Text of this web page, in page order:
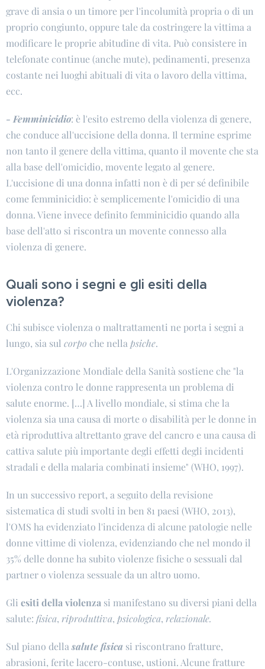
grave di ansia o un timore per l'incolumità propria o di un
proprio congiunto, oppure tale da costringere la vittima a
modificare le proprie abitudine di vita. Può consistere in
telefonate continue (anche mute), pedinamenti, presenza
costante nei luoghi abituali di vita o lavoro della vittima,
ecc.
- Femminicidio: è l'esito estremo della violenza di genere,
che conduce all'uccisione della donna. Il termine esprime
non tanto il genere della vittima, quanto il movente che sta
alla base dell'omicidio, movente legato al genere.
L'uccisione di una donna infatti non è di per sé definibile
come femminicidio: è semplicemente l'omicidio di una
donna. Viene invece definito femminicidio quando alla
base dell'atto si riscontra un movente connesso alla
violenza di genere.
Quali sono i segni e gli esiti della
violenza?
Chi subisce violenza o maltrattamenti ne porta i segni a
lungo, sia sul corpo che nella psiche.
L'Organizzazione Mondiale della Sanità sostiene che "la
violenza contro le donne rappresenta un problema di
salute enorme. […] A livello mondiale, si stima che la
violenza sia una causa di morte o disabilità per le donne in
età riproduttiva altrettanto grave del cancro e una causa di
cattiva salute più importante degli effetti degli incidenti
stradali e della malaria combinati insieme" (WHO, 1997).
In un successivo report, a seguito della revisione
sistematica di studi svolti in ben 81 paesi (WHO, 2013),
l'OMS ha evidenziato l'incidenza di alcune patologie nelle
donne vittime di violenza, evidenziando che nel mondo il
35% delle donne ha subito violenze fisiche o sessuali dal
partner o violenza sessuale da un altro uomo.
Gli esiti della violenza si manifestano su diversi piani della
salute: fisica, riproduttiva, psicologica, relazionale.
Sul piano dellasalute fisica si riscontrano fratture,
abrasioni, ferite lacero-contuse, ustioni. Alcune fratture